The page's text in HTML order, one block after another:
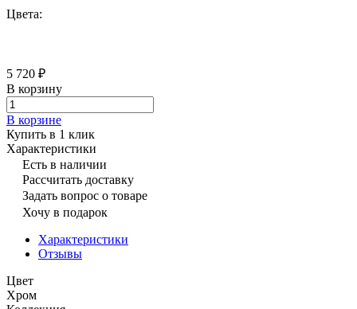
Цвета:
5 720 ₽
В корзину
В корзине
Купить в 1 клик
Характеристики
Есть в наличии
Рассчитать доставку
Задать вопрос о товаре
Хочу в подарок
Характеристики
Отзывы
Цвет
Хром